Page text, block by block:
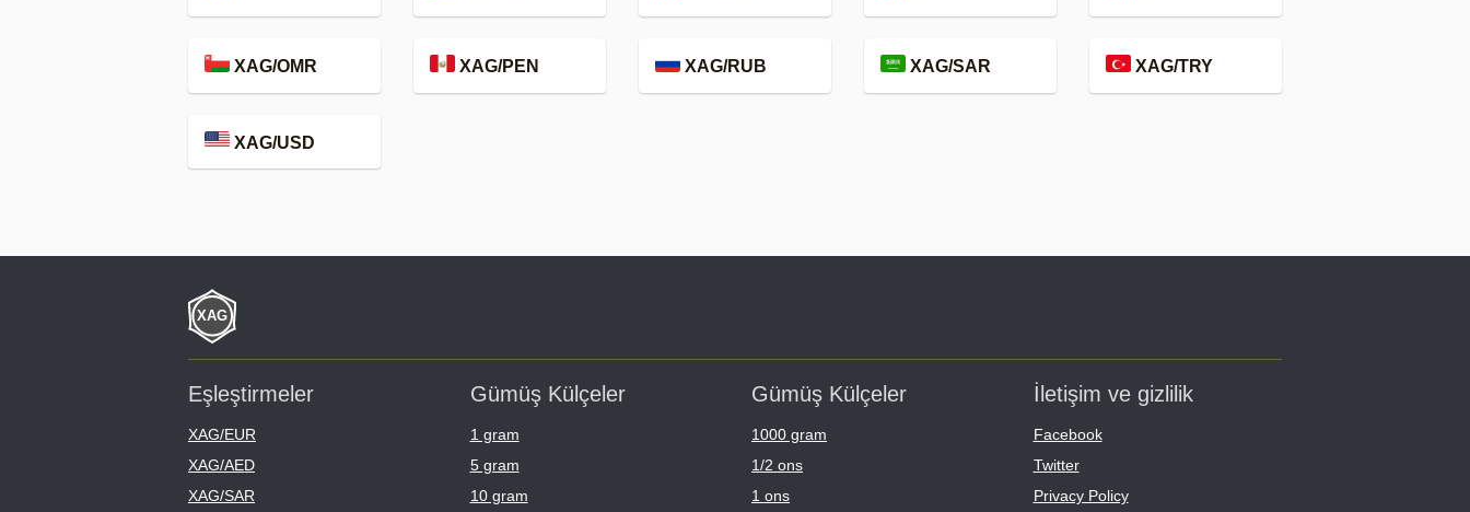
XAG/OMR XAG/PEN XAG/RUB XAG/SAR XAG/TRY
XAG/USD
Eşleştirmeler
XAG/EUR
XAG/AED
XAG/SAR
Gümüş Külçeler
1 gram
5 gram
10 gram
Gümüş Külçeler
1000 gram
1/2 ons
1 ons
İletişim ve gizlilik
Facebook
Twitter
Privacy Policy